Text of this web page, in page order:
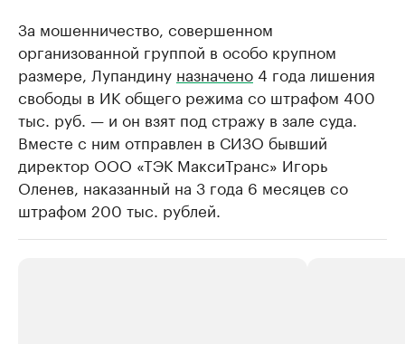
За мошенничество, совершенном
организованной группой в особо крупном
размере, Лупандину назначено4 года лишения
свободы в ИК общего режима со штрафом 400
тыс. руб. — и он взят под стражу в зале суда.
Вместе с ним отправлен в СИЗО бывший
директор ООО «ТЭК МаксиТранс» Игорь
Оленев, наказанный на 3 года 6 месяцев со
штрафом 200 тыс. рублей.